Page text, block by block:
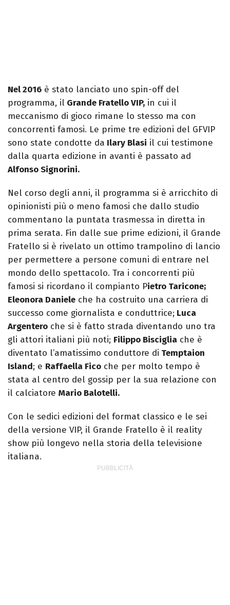
Nel 2016 è stato lanciato uno spin-off del
programma, il Grande Fratello VIP, in cui il
meccanismo di gioco rimane lo stesso ma con
concorrenti famosi. Le prime tre edizioni del GFVIP
sono state condotte da Ilary Blasi il cui testimone
dalla quarta edizione in avanti è passato ad
Alfonso Signorini.
Nel corso degli anni, il programma si è arricchito di
opinionisti più o meno famosi che dallo studio
commentano la puntata trasmessa in diretta in
prima serata. Fin dalle sue prime edizioni, il Grande
Fratello si è rivelato un ottimo trampolino di lancio
per permettere a persone comuni di entrare nel
mondo dello spettacolo. Tra i concorrenti più
famosi si ricordano il compianto Pietro Taricone;
Eleonora Daniele che ha costruito una carriera di
successo come giornalista e conduttrice; Luca
Argentero che si è fatto strada diventando uno tra
gli attori italiani più noti; Filippo Bisciglia che è
diventato l’amatissimo conduttore di Temptaion
Island; e Raffaella Fico che per molto tempo è
stata al centro del gossip per la sua relazione con
il calciatore Mario Balotelli.
Con le sedici edizioni del format classico e le sei
della versione VIP, il Grande Fratello è il reality
show più longevo nella storia della televisione
italiana.